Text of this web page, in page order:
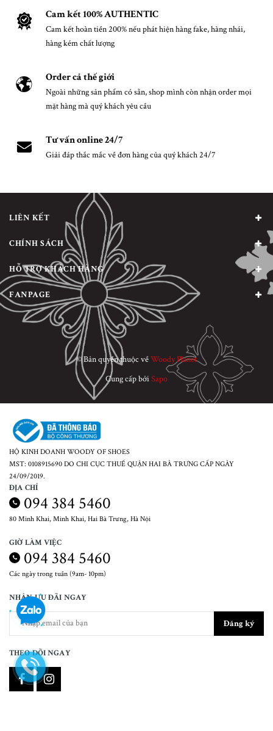
Cam kết 100% AUTHENTIC
Cam kết hoàn tiền 200% nếu phát hiện hàng fake, hàng nhái,
hàng kém chất lượng
Order cả thế giới
Ngoài những sản phẩm có sẵn, shop mình còn nhận order mọi
mặt hàng mà quý khách yêu cầu
Tư vấn online 24/7
Giải đáp thắc mắc về đơn hàng của quý khách 24/7
LIÊN KẾT
CHÍNH SÁCH
HỖ TRỢ KHÁCH HÀNG
FANPAGE
© Bản quyền thuộc vềWoody Planet
Cung cấp bởiSapo
HỘ KINH DOANH WOODY OF SHOES
MST: 0108915690 DO CHI CỤC THUẾ QUẬN HAI BÀ TRƯNG CẤP NGÀY
24/09/2019.
ĐỊA CHỈ
094 384 5460
80 Minh Khai, Minh Khai, Hai Bà Trưng, Hà Nội
GIỜ LÀM VIỆC
094 384 5460
Các ngày trong tuần (9am- 10pm)
NHẬN ƯU ĐÃI NGAY
Đăng ký
THEO DÕI NGAY